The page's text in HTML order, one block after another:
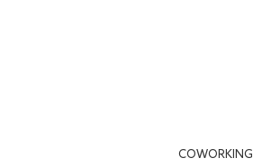
COWORKING